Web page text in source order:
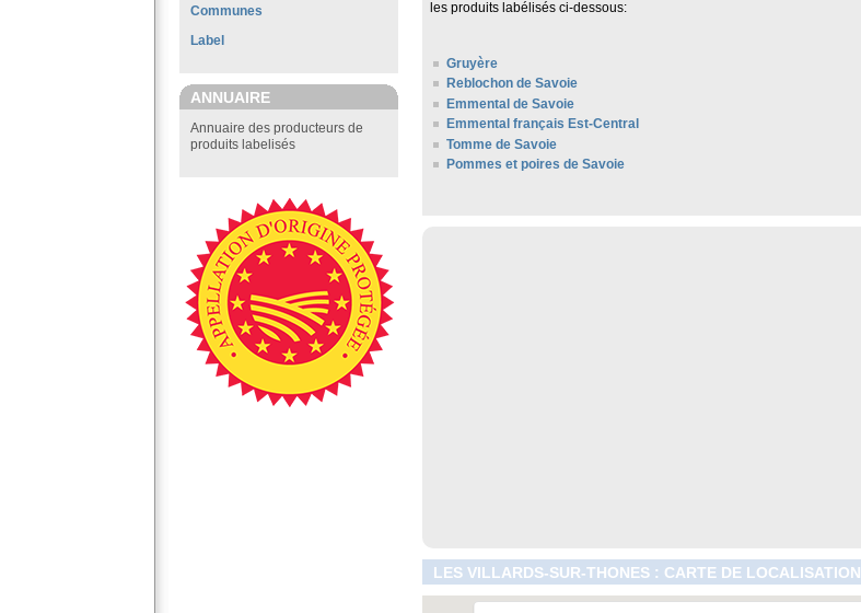
Communes
Label
ANNUAIRE
Annuaire des producteurs de
produits labelisés
les produits labélisés ci-dessous:
Gruyère
Reblochon de Savoie
Emmental de Savoie
Emmental français Est-Central
Tomme de Savoie
Pommes et poires de Savoie
LES VILLARDS-SUR-THONES : CARTE DE LOCALISATION